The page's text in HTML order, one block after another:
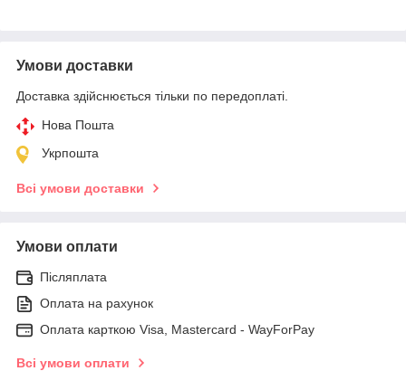
Умови доставки
Доставка здійснюється тільки по передоплаті.
Нова Пошта
Укрпошта
Всі умови доставки
Умови оплати
Післяплата
Оплата на рахунок
Оплата карткою Visa, Mastercard - WayForPay
Всі умови оплати